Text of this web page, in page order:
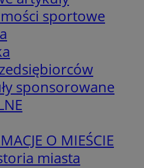
sportowe
sponsorowane
O MIEŚCIE
miasta